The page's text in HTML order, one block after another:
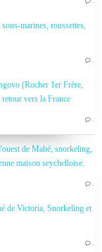
…
marines, roussettes,
…
(Rocher 1er Frère,
vers la France
…
de Mahé, snorkeling,
maison seychelloise.
…
de Victoria, Snorkeling et
…